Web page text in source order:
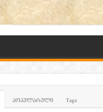
პოპულარული Tags